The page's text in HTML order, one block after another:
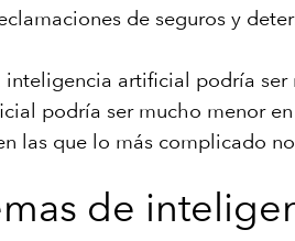
de seguros y
inteligencia artificial podría
podría ser mucho menor
las que lo más complicado
de